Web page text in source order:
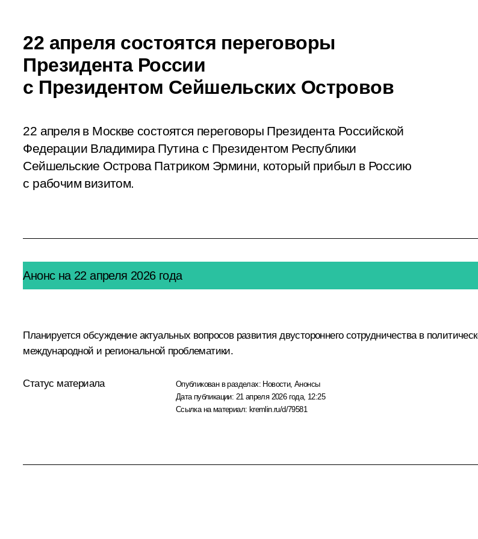
22 апреля состоятся переговоры
Президента России
с Президентом Сейшельских Островов
22 апреля в Москве состоятся переговоры Президента Российской
Федерации Владимира Путина с Президентом Республики
Сейшельские Острова Патриком Эрмини, который прибыл в Россию
с рабочим визитом.
Анонс на 22 апреля 2026 года
Планируется обсуждение актуальных вопросов развития двустороннего сотрудничества в
международной и региональной проблематики.
Статус материала Опубликован в разделах: Новости,Анонсы
Дата публикации: 21 апреля 2026 года, 12:25
Ссылка на материал: kremlin.ru/d/79581